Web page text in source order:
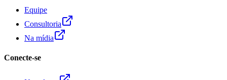
Equipe
Consultoria
Na mídia
Conecte-se